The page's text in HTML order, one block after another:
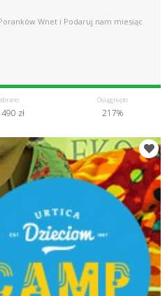
Wnet i Podaruj nam miesiąc
zł
Osiągnięto
217%